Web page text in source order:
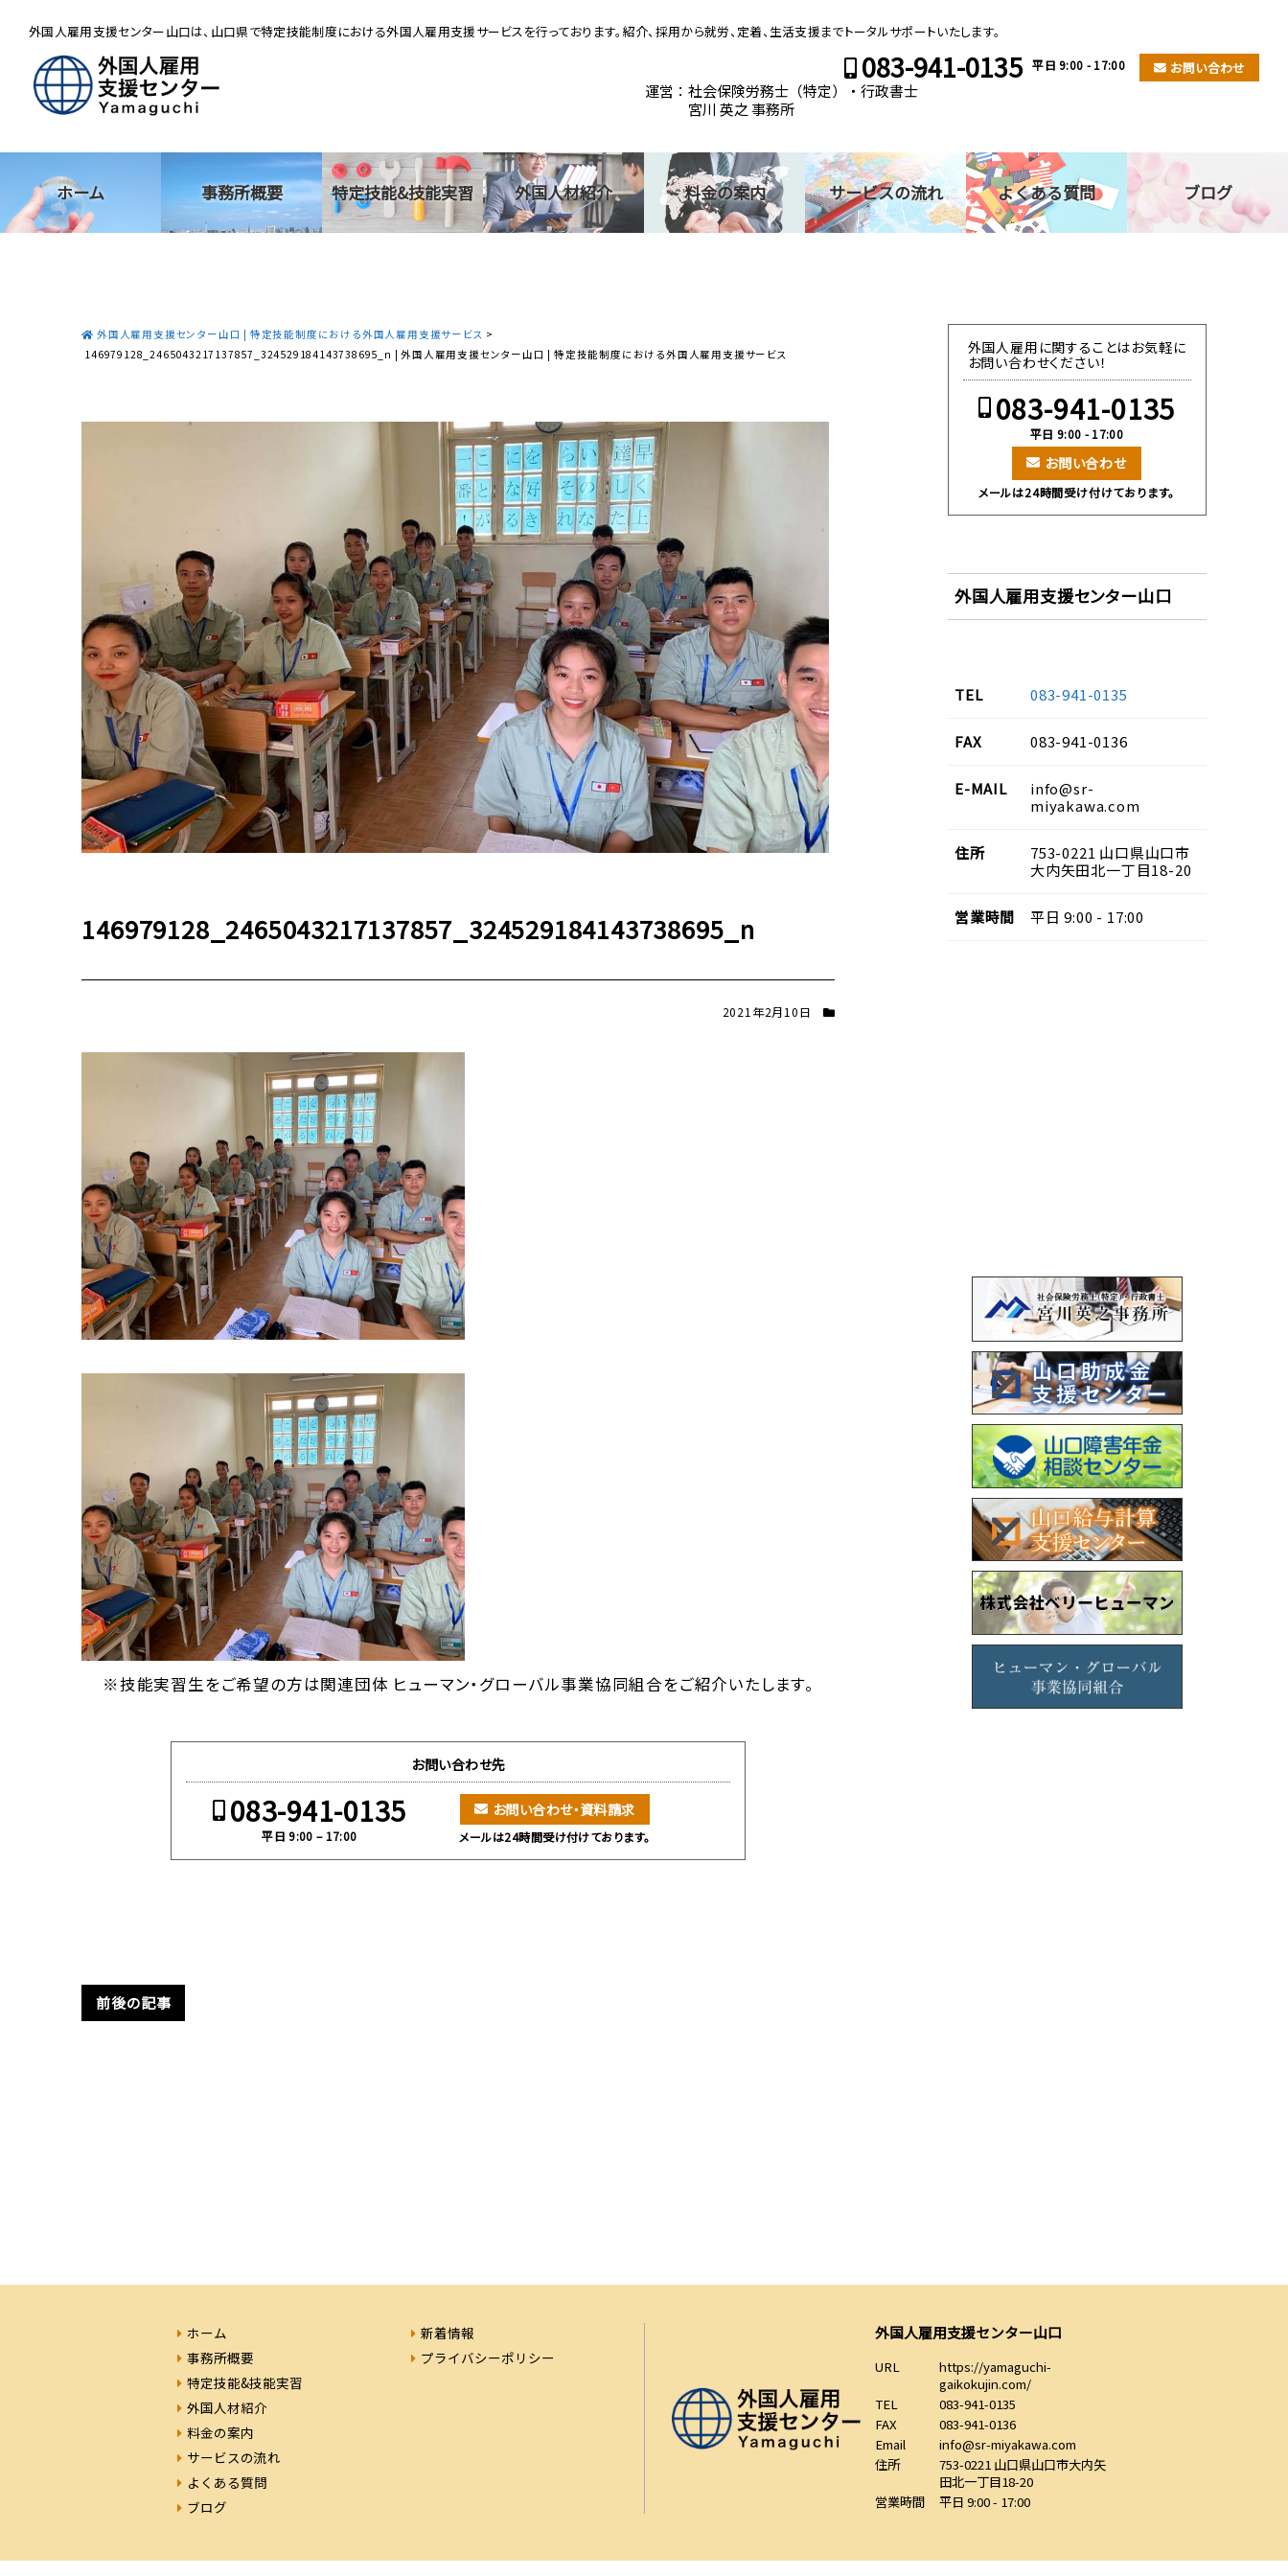
外国人雇用支援センター山口は、山口県で特定技能制度における外国人雇用支援サービスを行っております。紹介、採用から就労、定着、生活支援までトータルサポートいたします。
083-941-0135 平日 9:00 - 17:00 お問い合わせ
運営：社会保険労務士（特定）・行政書士
宮川 英之 事務所
ホーム 事務所概要 特定技能&技能実習 外国人材紹介 料金の案内 サービスの流れ よくある質問 ブログ
外国人雇用支援センター山口 | 特定技能制度における外国人雇用支援サービス >
146979128_2465043217137857_324529184143738695_n | 外国人雇用支援センター山口 | 特定技能制度における外国人雇用支援サービス
146979128_2465043217137857_324529184143738695_n
2021年2月10日
※技能実習生をご希望の方は関連団体 ヒューマン・グローバル事業協同組合をご紹介いたします。
お問い合わせ先
083-941-0135
平日 9:00 – 17:00
お問い合わせ・資料請求
メールは24時間受け付けております。
前後の記事
外国人雇用に関することはお気軽に
お問い合わせください！
083-941-0135
平日 9:00 - 17:00
お問い合わせ
メールは24時間受け付けております。
外国人雇用支援センター山口
TEL 083-941-0135
FAX 083-941-0136
E-MAIL
info@sr-
miyakawa.com
住所 753-0221 山口県山口市
大内矢田北一丁目18-20
営業時間 平日 9:00 - 17:00
ホーム
事務所概要
特定技能&技能実習
外国人材紹介
料金の案内
サービスの流れ
よくある質問
ブログ
新着情報
プライバシーポリシー
外国人雇用支援センター山口
URL
https://yamaguchi-
gaikokujin.com/
TEL
083-941-0135
FAX
083-941-0136
Email
info@sr-miyakawa.com
住所
753-0221山口県山口市大内矢
田北一丁目18-20
営業時間
平日 9:00 - 17:00